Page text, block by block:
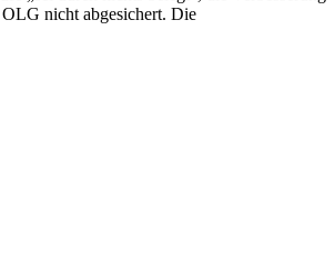
nicht abgesichert. Die